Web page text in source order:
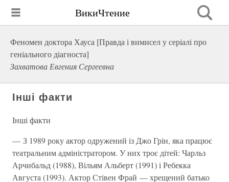
ВикиЧтение
Феномен доктора Хауса [Правда і вимисел у серіалі про
геніального діагноста]
Захватова Евгения Сергеевна
Інші факти
Інші факти
— З 1989 року актор одружений із Джо Грін, яка працює
театральним адміністратором. У них троє дітей: Чарльз
Арчибальд (1988), Вільям Альберт (1991) і Ребекка
Августа (1993). Актор Стівен Фрай — хрещений батько